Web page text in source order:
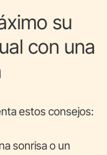
su
con una
estos consejos:
sonrisa o un